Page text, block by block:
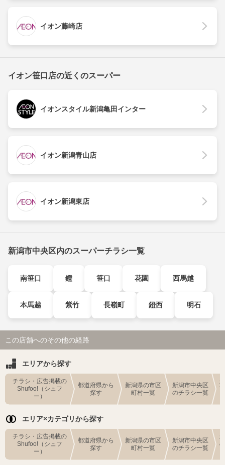
イオン藤崎店
イオン笹口店の近くのスーパー
イオンスタイル新潟亀田インター
イオン新潟青山店
イオン新潟東店
新潟市中央区内のスーパーチラシ一覧
南笹口 鐙 笹口 花園 西馬越
本馬越 紫竹 長嶺町 鐙西 明石
この店舗へのその他の経路
エリアから探す
チラシ・広告掲載の
Shufoo!（シュフ
ー）
都道府県から
探す
新潟県の市区
町村一覧
新潟市中央区
のチラシ一覧
エリア×カテゴリから探す
チラシ・広告掲載の
Shufoo!（シュフ
ー）
都道府県から
探す
新潟県の市区
町村一覧
新潟市中央区
のチラシ一覧